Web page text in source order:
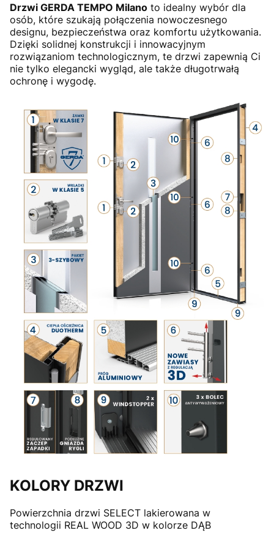
Drzwi GERDA TEMPO Milano to idealny wybór dla
osób, które szukają połączenia nowoczesnego
designu, bezpieczeństwa oraz komfortu użytkowania.
Dzięki solidnej konstrukcji i innowacyjnym
rozwiązaniom technologicznym, te drzwi zapewnią Ci
nie tylko elegancki wygląd, ale także długotrwałą
ochronę i wygodę.
KOLORY DRZWI
Powierzchnia drzwi SELECT lakierowana w
technologii REAL WOOD 3D w kolorze DĄB